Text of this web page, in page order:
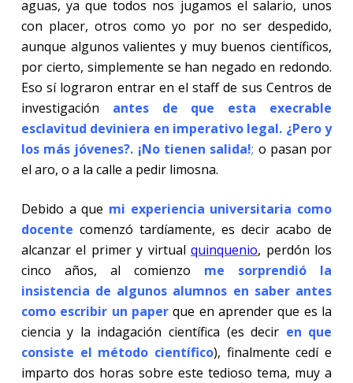
aguas, ya que todos nos jugamos el salario, unos
con placer, otros como yo por no ser despedido,
aunque algunos valientes y muy buenos científicos,
por cierto, simplemente se han negado en redondo.
Eso sí lograron entrar en el staff de sus Centros de
investigación antes de que esta execrable
esclavitud deviniera en imperativo legal. ¿Pero y
los más jóvenes?. ¡No tienen salida!; o pasan por
el aro, o a la calle a pedir limosna.
Debido a que mi experiencia universitaria como
docente comenzó tardíamente, es decir acabo de
alcanzar el primer y virtualquinquenio, perdón los
cinco años, al comienzo me sorprendió la
insistencia de algunos alumnos en saber antes
como escribir un paperque en aprender que es la
ciencia y la indagación científica (es decir en que
consiste el método científico), finalmente cedí e
imparto dos horas sobre este tedioso tema, muy a